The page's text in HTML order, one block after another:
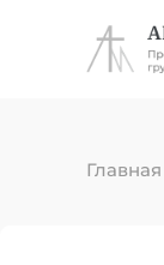
Главная